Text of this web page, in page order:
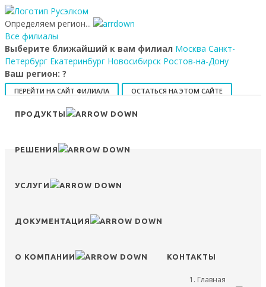
Определяем регион...
Все филиалы
Выберите ближайший к вам филиал Москва Санкт-
Петербург Екатеринбург Новосибирск Ростов-на-Дону
Ваш регион: ?
ПЕРЕЙТИ НА САЙТ ФИЛИАЛА ОСТАТЬСЯ НА ЭТОМ САЙТЕ
Сравнение
ПРОДУКТЫ
РЕШЕНИЯ
УСЛУГИ
ДОКУМЕНТАЦИЯ
О КОМПАНИИ КОНТАКТЫ
Главная